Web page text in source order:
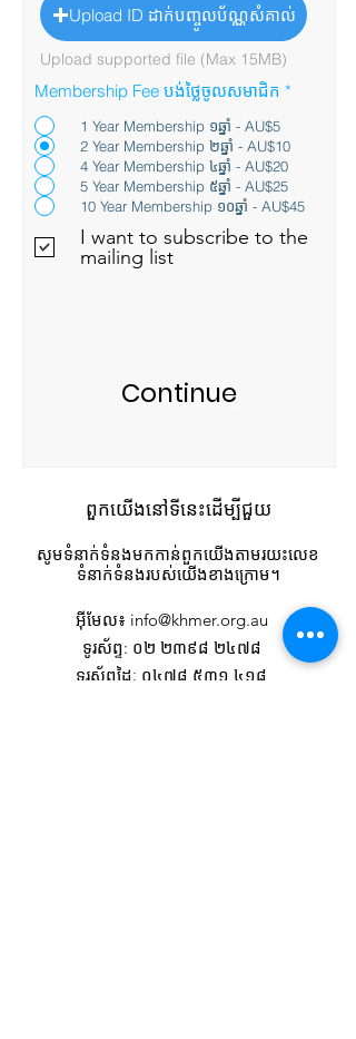
Upload ID ដាក់បញ្ចូលប័ណ្ណសំគាល់
Upload supported file (Max 15MB)
Membership Fee បង់ថ្លៃចូលសមាជិក *
1 Year Membership ១ឆ្នាំ - AU$5
2 Year Membership ២ឆ្នាំ - AU$10
4 Year Membership ៤ឆ្នាំ - AU$20
5 Year Membership ៥ឆ្នាំ - AU$25
10 Year Membership ១០ឆ្នាំ - AU$45
I want to subscribe to the
mailing list
Continue
ពួកយើងនៅទីនេះដើម្បីជួយ
សូមទំនាក់ទំនងមកកាន់ពួកយើងតាមរយះលេខ
ទំនាក់ទំនងរបស់យើងខាងក្រោម។
អ៊ីមែល៖ info@khmer.org.au
ទូរស័ព្ទ: ០២ ២៣៩៨ ២៤៧៨
ទូរស័ព្ទដៃៈ ០៤៧៨ ៥៣១ ៤១៨